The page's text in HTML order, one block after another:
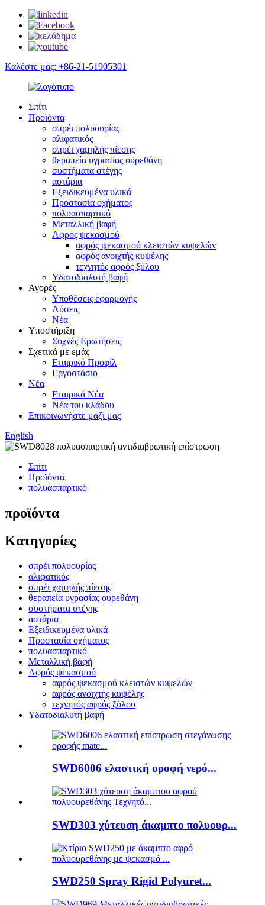
Καλέστε μας: +86-21-51905301
Σπίτι
Προϊόντα
σπρέι πολυουρίας
αλιφατικός
σπρέι χαμηλής πίεσης
θεραπεία υγρασίας ουρεθάνη
συστήματα στέγης
αστάρια
Εξειδικευμένα υλικά
Προστασία οχήματος
πολυασπαρτικό
Μεταλλική βαφή
Αφρός ψεκασμού
αφρός ψεκασμού κλειστών κυψελών
αφρός ανοιχτής κυψέλης
τεχνητός αφρός ξύλου
Υδατοδιαλυτή βαφή
Αγορές
Υποθέσεις εφαρμογής
Λύσεις
Νέα
Υποστήριξη
Συχνές Ερωτήσεις
Σχετικά με εμάς
Εταιρικό Προφίλ
Εργοστάσιο
Νέα
Εταιρικά Νέα
Νέα του κλάδου
Επικοινωνήστε μαζί μας
English
Σπίτι
Προϊόντα
πολυασπαρτικό
προϊόντα
Κατηγορίες
σπρέι πολυουρίας
αλιφατικός
σπρέι χαμηλής πίεσης
θεραπεία υγρασίας ουρεθάνη
συστήματα στέγης
αστάρια
Εξειδικευμένα υλικά
Προστασία οχήματος
πολυασπαρτικό
Μεταλλική βαφή
Αφρός ψεκασμού
αφρός ψεκασμού κλειστών κυψελών
αφρός ανοιχτής κυψέλης
τεχνητός αφρός ξύλου
Υδατοδιαλυτή βαφή
SWD6006 ελαστική οροφή νερό...
SWD303 χύτευση άκαμπτο πολυουρ...
SWD250 Spray Rigid Polyuret...